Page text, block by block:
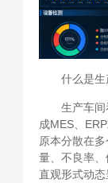
什么是生
生产车
成MES、
原本分散在
量、不良率
直观形式动